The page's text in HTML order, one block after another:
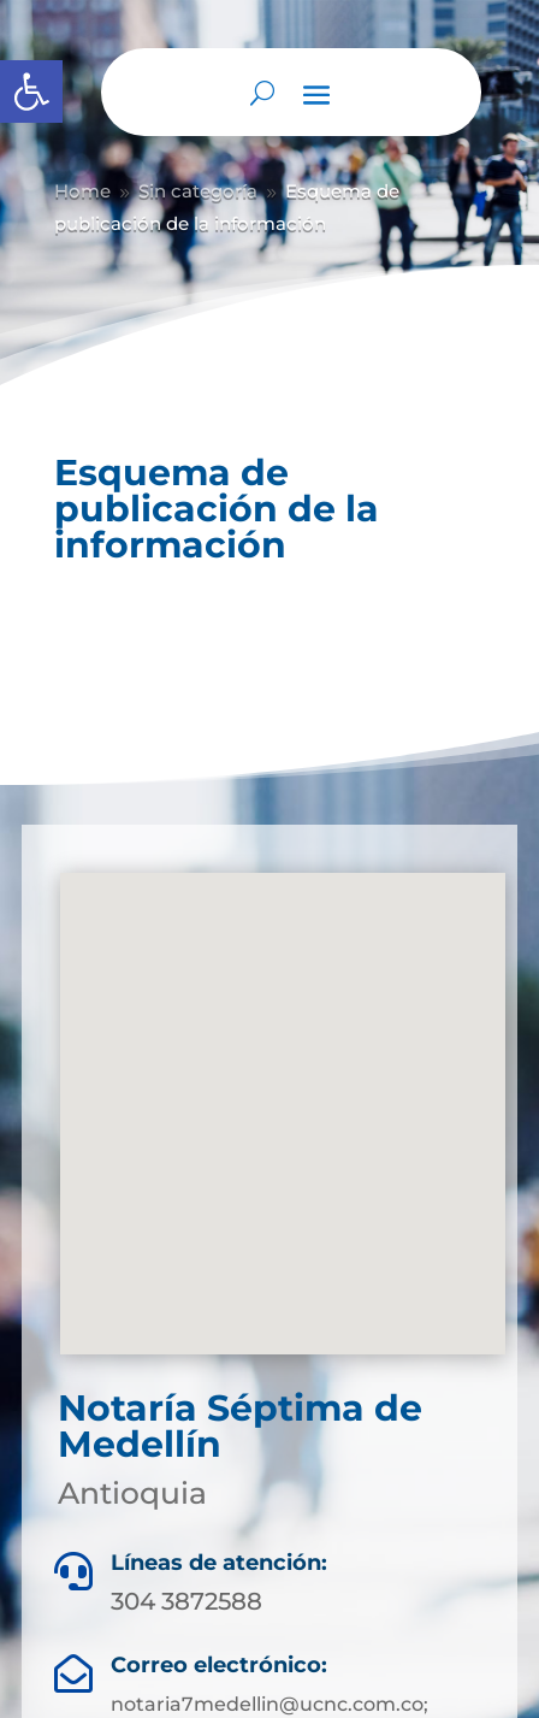
Abrir barra de herramientas
Home 9 Sin categoría 9 Esquema de
publicación de la información
Esquema de
publicación de la
información
Notaría Séptima de
Medellín
Antioquia
 Líneas de atención:
304 3872588
 Correo electrónico:
notaria7medellin@ucnc.com.co;